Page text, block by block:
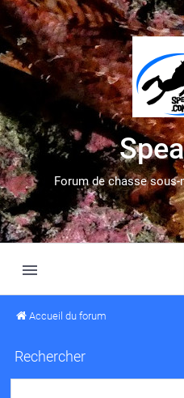
Forum de chasse
Accueil du forum
Rechercher